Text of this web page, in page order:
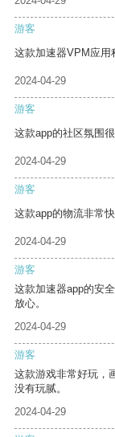
游客
这款加速器VPM应用
2024-04-29
游客
这款app的社区氛围
2024-04-29
游客
这款app的物流非常
2024-04-29
游客
这款加速器app的安
放心。
2024-04-29
游客
这款游戏非常好玩，
没有玩腻。
2024-04-29